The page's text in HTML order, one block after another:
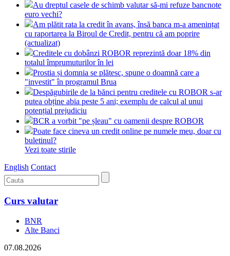
Au dreptul casele de schimb valutar să-mi refuze bancnote
euro vechi?
Am plătit rata la credit în avans, însă banca m-a amenințat
cu raportarea la Biroul de Credit, pentru că am poprire
(actualizat)
Creditele cu dobânzi ROBOR reprezintă doar 18% din
totalul împrumuturilor în lei
Prostia și domnia se plătesc, spune o doamnă care a
"investit" în programul Brua
Despăgubirile de la bănci pentru creditele cu ROBOR s-ar
putea obține abia peste 5 ani; exemplu de calcul al unui
potențial prejudiciu
BCR a vorbit "pe șleau" cu oamenii despre ROBOR
Poate face cineva un credit online pe numele meu, doar cu
buletinul?
Vezi toate stirile
English Contact
Curs valutar
BNR
Alte Banci
07.08.2026